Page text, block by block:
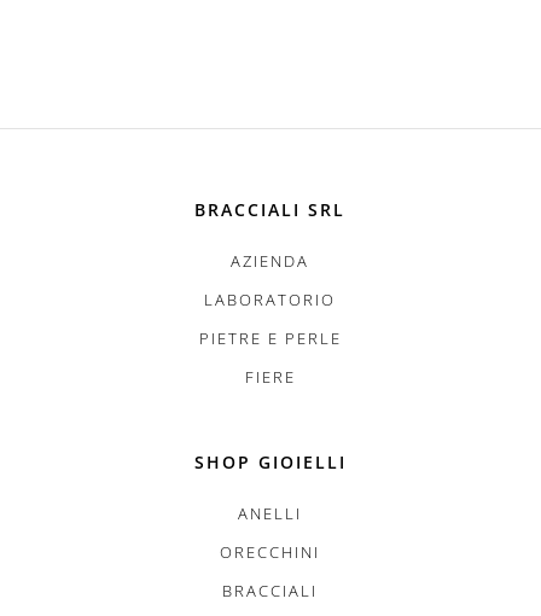
BRACCIALI SRL
AZIENDA
LABORATORIO
PIETRE E PERLE
FIERE
SHOP GIOIELLI
ANELLI
ORECCHINI
BRACCIALI